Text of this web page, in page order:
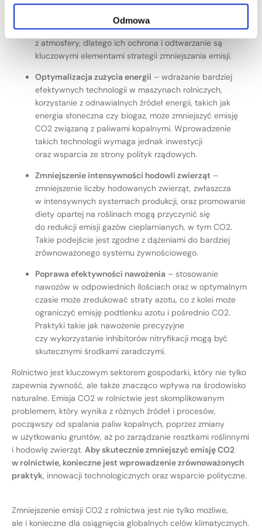
Odmowa
deforestacji oraz promowanie zalesiania mogą znacząco
przyczynić się do redukcji emisji CO2. Lasy pełnią
kluczową rolę w pochłanianiu dwutlenku węgla
z atmosfery, dlatego ich ochrona i odtwarzanie są
kluczowymi elementami strategii zmniejszania emisji.
Optymalizacja zużycia energii – wdrażanie bardziej
efektywnych technologii w maszynach rolniczych,
korzystanie z odnawialnych źródeł energii, takich jak
energia słoneczna czy biogaz, może zmniejszyć emisję
CO2 związaną z paliwami kopalnymi. Wprowadzenie
takich technologii wymaga jednak inwestycji
oraz wsparcia ze strony polityk rządowych.
Zmniejszenie intensywności hodowli zwierząt –
zmniejszenie liczby hodowanych zwierząt, zwłaszcza
w intensywnych systemach produkcji, oraz promowanie
diety opartej na roślinach mogą przyczynić się
do redukcji emisji gazów cieplarnianych, w tym CO2.
Takie podejście jest zgodne z dążeniami do bardziej
zrównoważonego systemu żywnościowego.
Poprawa efektywności nawożenia – stosowanie
nawozów w odpowiednich ilościach oraz w optymalnym
czasie może zredukować straty azotu, co z kolei może
ograniczyć emisję podtlenku azotu i pośrednio CO2.
Praktyki takie jak nawożenie precyzyjne
czy wykorzystanie inhibitorów nitryfikacji mogą być
skutecznymi środkami zaradczymi.
Rolnictwo jest kluczowym sektorem gospodarki, który nie tylko
zapewnia żywność, ale także znacząco wpływa na środowisko
naturalne. Emisja CO2 w rolnictwie jest skomplikowanym
problemem, który wynika z różnych źródeł i procesów,
począwszy od spalania paliw kopalnych, poprzez zmiany
w użytkowaniu gruntów, aż po zarządzanie resztkami roślinnymi
i hodowlę zwierząt. Aby skutecznie zmniejszyć emisję CO2
w rolnictwie, konieczne jest wprowadzenie zrównoważonych
praktyk, innowacji technologicznych oraz wsparcie polityczne.
Zmniejszenie emisji CO2 z rolnictwa jest nie tylko możliwe,
ale i konieczne dla osiągnięcia globalnych celów klimatycznych.